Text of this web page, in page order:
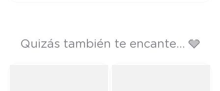
Quizás también te encante... 🩶